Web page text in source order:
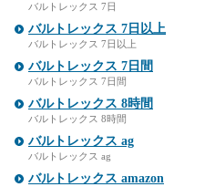
バルトレックス 7日
バルトレックス 7日以上
バルトレックス 7日以上
バルトレックス 7日間
バルトレックス 7日間
バルトレックス 8時間
バルトレックス 8時間
バルトレックス ag
バルトレックス ag
バルトレックス amazon